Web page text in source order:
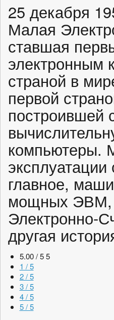
25 декабря
Малая
ставшая
электронным
страной в
первой
построившей
компьютеры.
главное,
мощных ЭВМ,
Электронно-
другая
5.00 / 5 5
1 / 5
2 / 5
3 / 5
4 / 5
5 / 5